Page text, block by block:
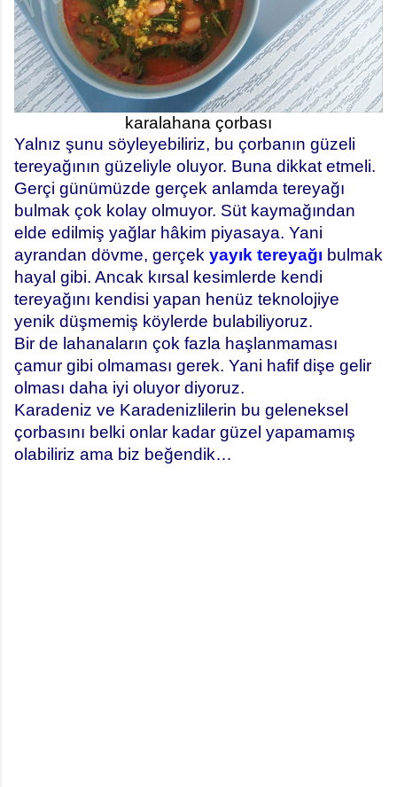
karalahana çorbası
Yalnız şunu söyleyebiliriz, bu çorbanın güzeli
tereyağının güzeliyle oluyor. Buna dikkat etmeli.
Gerçi günümüzde gerçek anlamda tereyağı
bulmak çok kolay olmuyor. Süt kaymağından
elde edilmiş yağlar hâkim piyasaya. Yani
ayrandan dövme, gerçek yayık tereyağı bulmak
hayal gibi. Ancak kırsal kesimlerde kendi
tereyağını kendisi yapan henüz teknolojiye
yenik düşmemiş köylerde bulabiliyoruz.
Bir de lahanaların çok fazla haşlanmaması
çamur gibi olmaması gerek. Yani hafif dişe gelir
olması daha iyi oluyor diyoruz.
Karadeniz ve Karadenizlilerin bu geleneksel
çorbasını belki onlar kadar güzel yapamamış
olabiliriz ama biz beğendik…